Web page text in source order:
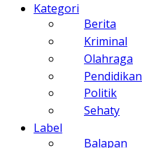
Kategori
Berita
Kriminal
Olahraga
Pendidikan
Politik
Sehaty
Label
Balapan